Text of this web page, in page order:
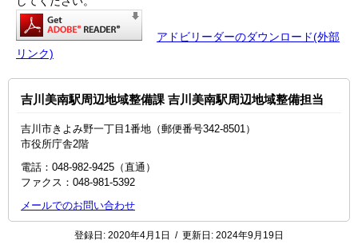
アドビリーダーのダウンロード(外部
リンク)
吉川美南駅周辺地域整備課 吉川美南駅周辺地域整備担当
吉川市きよみ野一丁目1番地（郵便番号342-8501）
市役所庁舎2階
電話：048-982-9425（直通）
ファクス：048‐981‐5392
メールでのお問い合わせ
登録日: 2020年4月1日 / 更新日: 2024年9月19日